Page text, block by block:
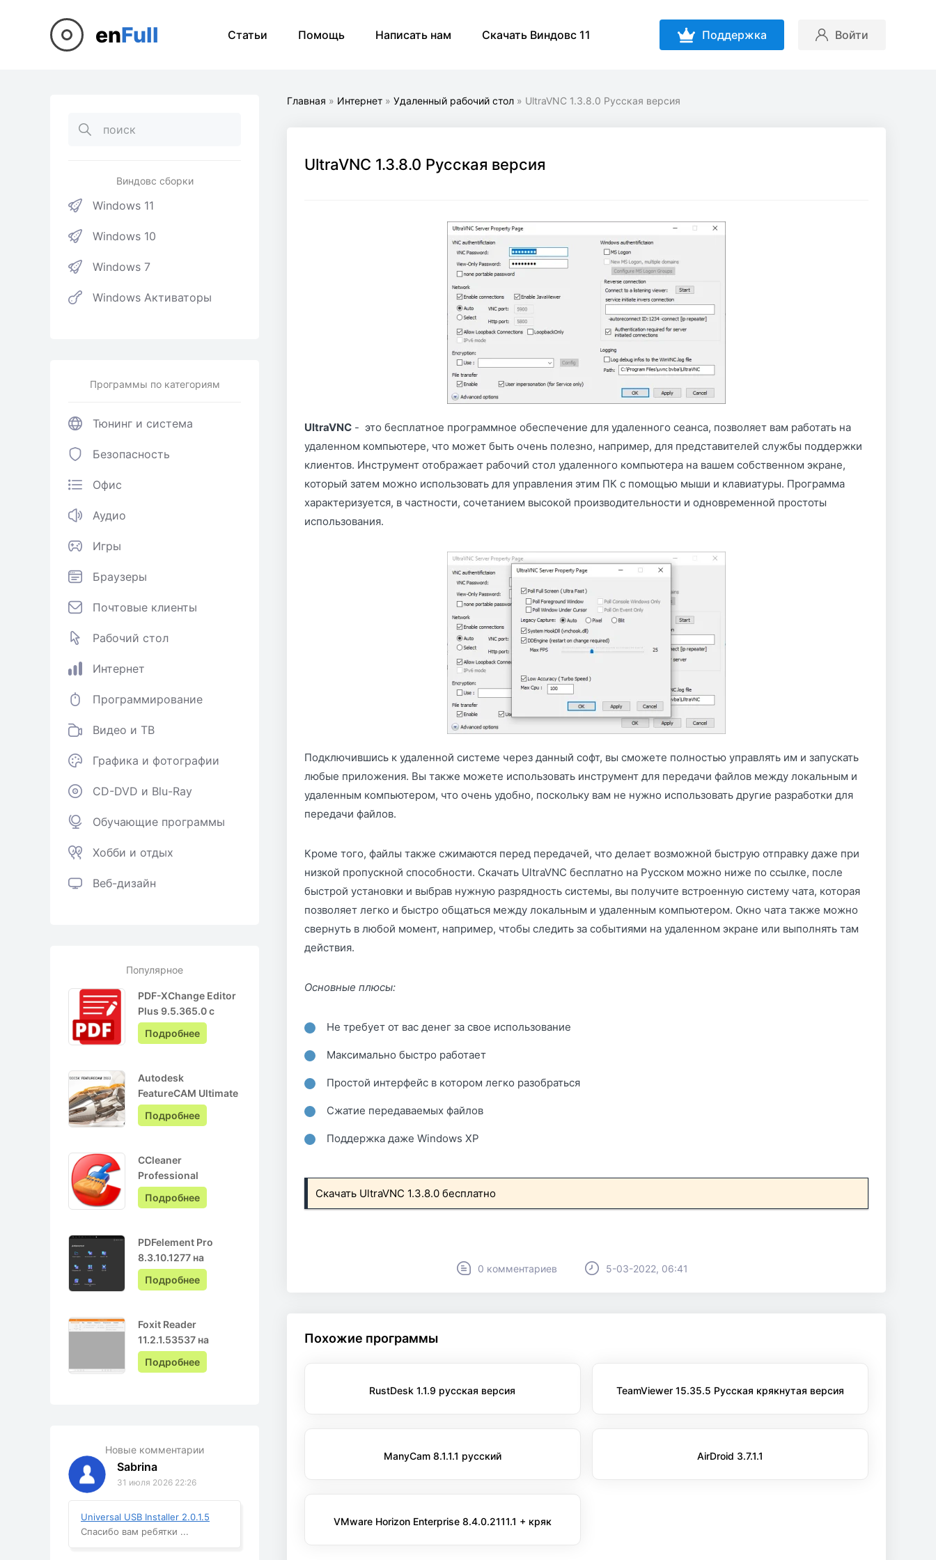
enFull Статьи Помощь Написать нам Скачать Виндовс 11 Поддержка Войти
Виндовс сборки
Windows 11
Windows 10
Windows 7
Windows Активаторы
Программы по категориям
Тюнинг и система
Безопасность
Офис
Аудио
Игры
Браузеры
Почтовые клиенты
Рабочий стол
Интернет
Программирование
Видео и ТВ
Графика и фотографии
CD-DVD и Blu-Ray
Обучающие программы
Хобби и отдых
Веб-дизайн
Популярное
PDF-XChange Editor
Plus 9.5.365.0 с
ключом лицензии +
Pro на Русском
Подробнее
Autodesk
FeatureCAM Ultimate
2022.0.3 + crack
Подробнее
CCleaner
Professional
6.05.10110 + ключ
активации + Repack
Подробнее
PDFelement Pro
8.3.10.1277 на
Русском с ключом
Подробнее
Foxit Reader
11.2.1.53537 на
Русском
Подробнее
Новые комментарии
Sabrina
31 июля 2026 22:26
Universal USB Installer 2.0.1.5
Спасибо вам ребятки ...
Главная » Интернет » Удаленный рабочий стол » UltraVNC 1.3.8.0 Русская версия
UltraVNC 1.3.8.0 Русская версия
UltraVNC - это бесплатное программное обеспечение для удаленного сеанса, позволяет вам работать на
удаленном компьютере, что может быть очень полезно, например, для представителей службы поддержки
клиентов. Инструмент отображает рабочий стол удаленного компьютера на вашем собственном экране,
который затем можно использовать для управления этим ПК с помощью мыши и клавиатуры. Программа
характеризуется, в частности, сочетанием высокой производительности и одновременной простоты
использования.
Подключившись к удаленной системе через данный софт, вы сможете полностью управлять им и запускать
любые приложения. Вы также можете использовать инструмент для передачи файлов между локальным и
удаленным компьютером, что очень удобно, поскольку вам не нужно использовать другие разработки для
передачи файлов.
Кроме того, файлы также сжимаются перед передачей, что делает возможной быструю отправку даже при
низкой пропускной способности. Скачать UltraVNC бесплатно на Русском можно ниже по ссылке, после
быстрой установки и выбрав нужную разрядность системы, вы получите встроенную систему чата, которая
позволяет легко и быстро общаться между локальным и удаленным компьютером. Окно чата также можно
свернуть в любой момент, например, чтобы следить за событиями на удаленном экране или выполнять там
действия.
Основные плюсы:
Не требует от вас денег за свое использование
Максимально быстро работает
Простой интерфейс в котором легко разобраться
Сжатие передаваемых файлов
Поддержка даже Windows XP
Скачать UltraVNC 1.3.8.0 бесплатно
0 комментариев 5-03-2022, 06:41
Похожие программы
RustDesk 1.1.9 русская версия TeamViewer 15.35.5 Русская крякнутая версия
ManyCam 8.1.1.1 русский AirDroid 3.7.1.1
VMware Horizon Enterprise 8.4.0.2111.1 + кряк